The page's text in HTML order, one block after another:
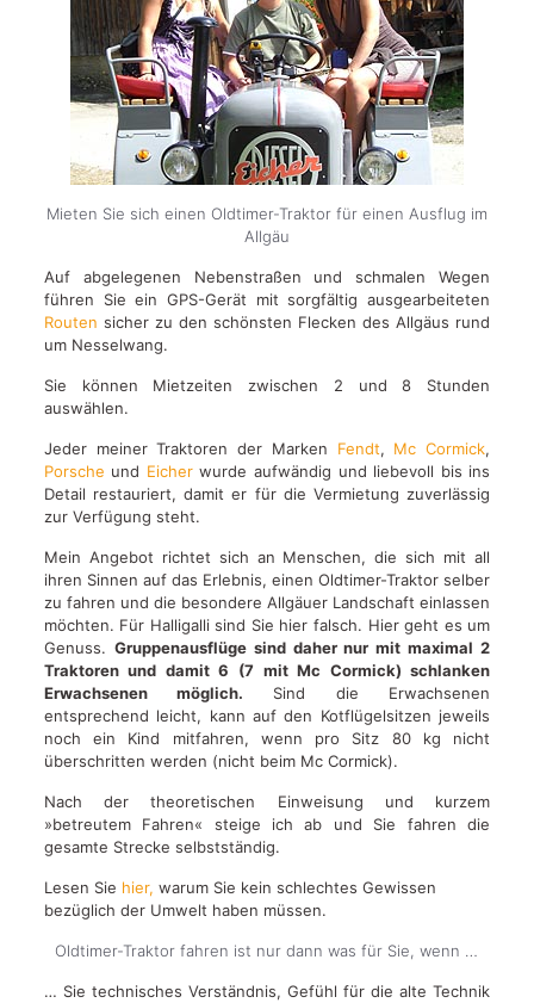
Mieten Sie sich einen Oldtimer-Traktor für einen Ausflug im
Allgäu
Auf abgelegenen Nebenstraßen und schmalen Wegen
führen Sie ein GPS-Gerät mit sorgfältig ausgearbeiteten
Routen sicher zu den schönsten Flecken des Allgäus rund
um Nesselwang.
Sie können Mietzeiten zwischen 2 und 8 Stunden
auswählen.
Jeder meiner Traktoren der Marken Fendt, Mc Cormick,
Porsche und Eicherwurde aufwändig und liebevoll bis ins
Detail restauriert, damit er für die Vermietung zuverlässig
zur Verfügung steht.
Mein Angebot richtet sich an Menschen, die sich mit all
ihren Sinnen auf das Erlebnis, einen Oldtimer-Traktor selber
zu fahren und die besondere Allgäuer Landschaft einlassen
möchten. Für Halligalli sind Sie hier falsch. Hier geht es um
Genuss. Gruppenausflüge sind daher nur mit maximal 2
Traktoren und damit 6 (7 mit Mc Cormick) schlanken
Erwachsenen möglich. Sind die Erwachsenen
entsprechend leicht, kann auf den Kotflügelsitzen jeweils
noch ein Kind mitfahren, wenn pro Sitz 80 kg nicht
überschritten werden (nicht beim Mc Cormick).
Nach der theoretischen Einweisung und kurzem
»betreutem Fahren« steige ich ab und Sie fahren die
gesamte Strecke selbstständig.
Lesen Sie hier, warum Sie kein schlechtes Gewissen
bezüglich der Umwelt haben müssen.
Oldtimer-Traktor fahren ist nur dann was für Sie, wenn …
… Sie technisches Verständnis, Gefühl für die alte Technik